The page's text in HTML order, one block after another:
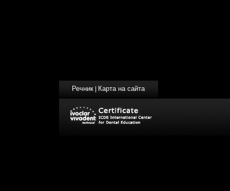
Речник Карта на сайта